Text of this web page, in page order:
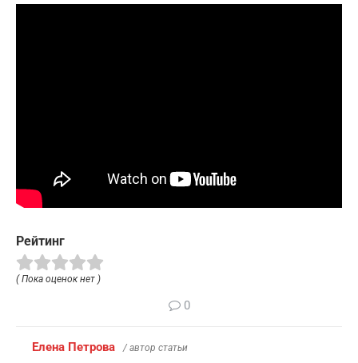
Рейтинг
( Пока оценок нет )
0
Елена Петрова / автор статьи